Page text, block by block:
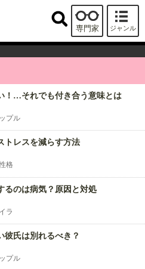
ジャンル
専門家
！…それでも付き合う意味とは
プル
トレスを減らす方法
格
るのは病気？原因と対処
ラ
彼氏は別れるべき？
プル